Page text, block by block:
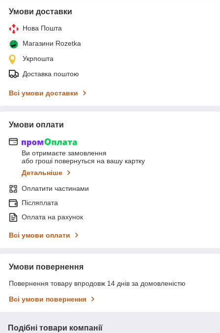
Умови доставки
Нова Пошта
Магазини Rozetka
Укрпошта
Доставка поштою
Всі умови доставки
Умови оплати
Ви отримаєте замовлення
або гроші повернуться на вашу картку
Детальніше
Оплатити частинами
Післяплата
Оплата на рахунок
Всі умови оплати
Умови повернення
Повернення товару впродовж 14 днів за домовленістю
Всі умови повернення
Подібні товари компанії